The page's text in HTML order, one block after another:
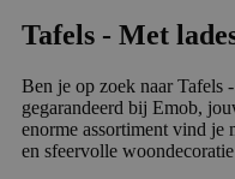
Tafels - Met
Ben je op zoek naar Tafels
gegarandeerd bij Emob,
enorme assortiment vind je
en sfeervolle